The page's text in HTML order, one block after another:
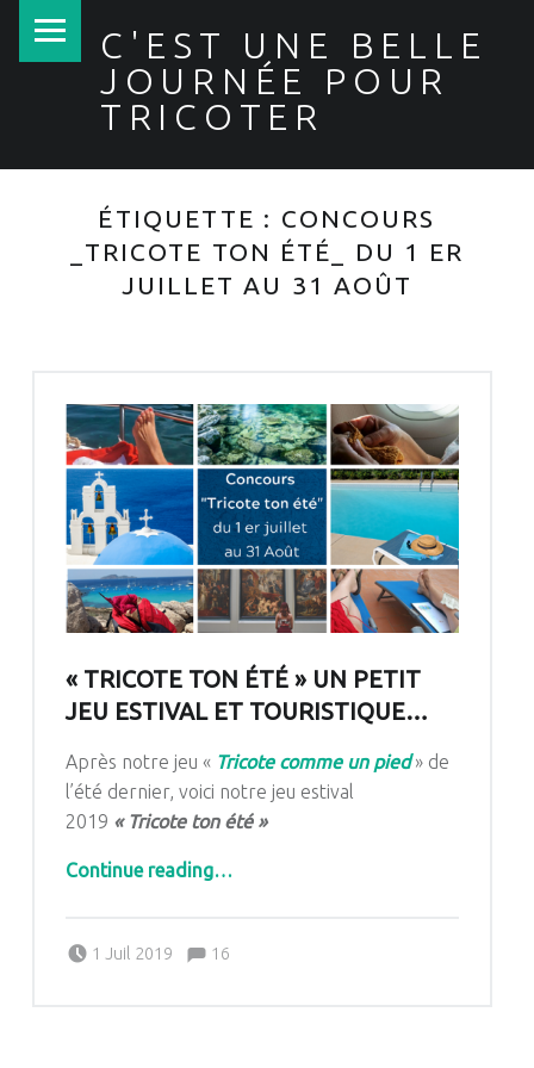
C'EST UNE BELLE
JOURNÉE POUR
TRICOTER
ÉTIQUETTE : CONCOURS
_TRICOTE TON ÉTÉ_ DU 1 ER
JUILLET AU 31 AOÛT
« TRICOTE TON ÉTÉ » UN PETIT
JEU ESTIVAL ET TOURISTIQUE…
Après notre jeu « Tricote comme un pied» de
l’été dernier, voici notre jeu estival
2019 « Tricote ton été »
Continue reading“« Tricote ton été » un petit jeu estival et touristique…”
…
1 Juil 2019
Pascale G&-BdC-WKF
Comments:16